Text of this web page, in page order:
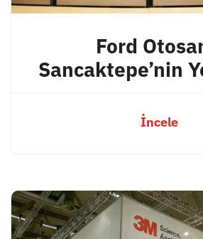
Ford
Sancaktepe’nin
İncele